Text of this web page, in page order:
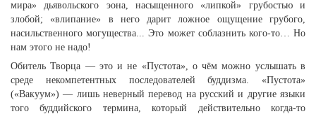
мира» дьявольского эона, насыщенного «липкой» грубостью и
злобой; «влипание» в него дарит ложное ощущение грубого,
насильственного могущества... Это может соблазнить кого-то… Но
нам этого не надо!
Обитель Творца — это и не «Пустота», о чём можно услышать в
среде некомпетентных последователей буддизма. «Пустота»
(«Вакуум») — лишь неверный перевод на русский и другие языки
того буддийского термина, который действительно когда-то